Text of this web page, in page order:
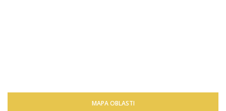
MAPA OBLASTI